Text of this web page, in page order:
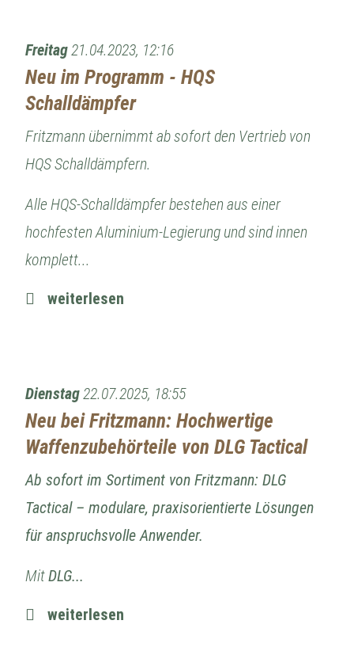
Freitag21.04.2023, 12:16
Neu im Programm - HQS
Schalldämpfer
Fritzmann übernimmt ab sofort den Vertrieb von
HQS Schalldämpfern.
Alle HQS-Schalldämpfer bestehen aus einer
hochfesten Aluminium-Legierung und sind innen
komplett...
weiterlesen
Dienstag22.07.2025, 18:55
Neu bei Fritzmann: Hochwertige
Waffenzubehörteile von DLG Tactical
Ab sofort im Sortiment von Fritzmann: DLG
Tactical – modulare, praxisorientierte Lösungen
für anspruchsvolle Anwender.
MitDLG...
weiterlesen